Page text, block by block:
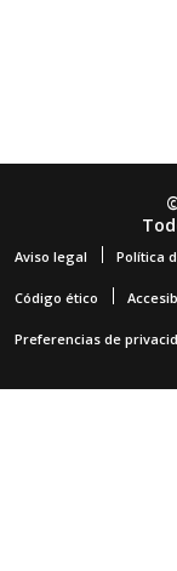
Aviso legal Política
Código ético
Preferencias de